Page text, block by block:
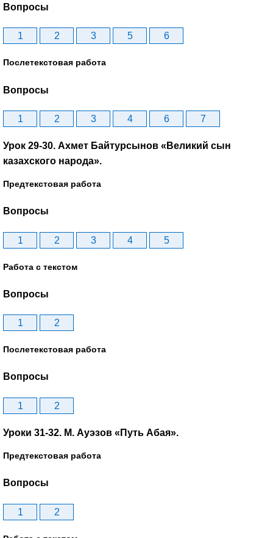
Вопросы
1 2 3 5 6
Послетекстовая работа
Вопросы
1 2 3 4 6 7
Урок 29-30. Ахмет Байтурсынов «Великий сын
казахского народа».
Предтекстовая работа
Вопросы
1 2 3 4 5
Работа с текстом
Вопросы
1 2
Послетекстовая работа
Вопросы
1 2
Уроки 31-32. М. Ауэзов «Путь Абая».
Предтекстовая работа
Вопросы
1 2